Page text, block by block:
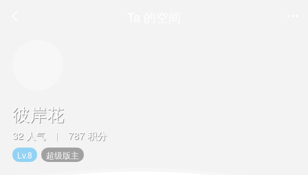
彼岸花
32 人气 | 787 积分
Lv.8 超级版主